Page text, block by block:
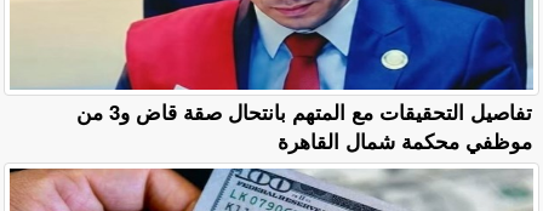
تفاصيل التحقيقات مع المتهم بانتحال صقة قاض و3 من
موظفي محكمة شمال القاهرة